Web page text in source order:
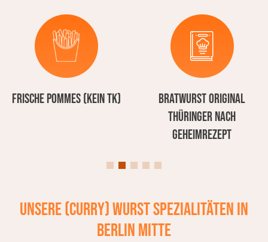
Bratwurst original
Premiumöl, Currywurst
nach Originalrezept
Unsere (Curry) Wurst Spezialitäten in
Berlin Mitte